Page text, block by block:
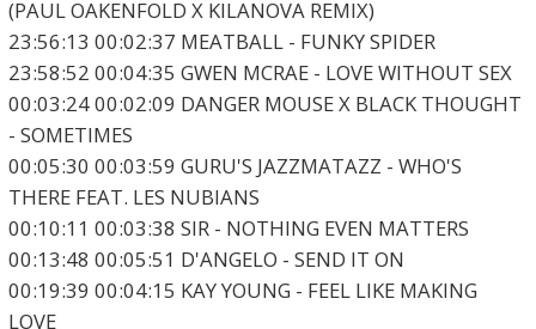
(PAUL OAKENFOLD X KILANOVA REMIX)
23:56:13 00:02:37 MEATBALL - FUNKY SPIDER
23:58:52 00:04:35 GWEN MCRAE - LOVE WITHOUT SEX
00:03:24 00:02:09 DANGER MOUSE X BLACK THOUGHT
- SOMETIMES
00:05:30 00:03:59 GURU'S JAZZMATAZZ - WHO'S
THERE FEAT. LES NUBIANS
00:10:11 00:03:38 SIR - NOTHING EVEN MATTERS
00:13:48 00:05:51 D'ANGELO - SEND IT ON
00:19:39 00:04:15 KAY YOUNG - FEEL LIKE MAKING
LOVE